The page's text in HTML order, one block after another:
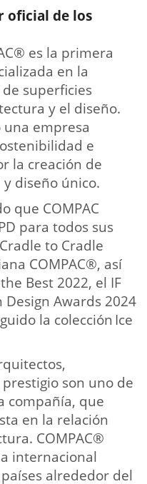
oficial de los
es la primera
en la
superficies
y el diseño.
una empresa
e
la creación de
diseño único.
que COMPAC
para todos sus
to Cradle
COMPAC®, así
Best 2022, el IF
Awards 2024
la colección Ice
son uno de
compañía, que
en la relación
COMPAC®
internacional
alrededor del